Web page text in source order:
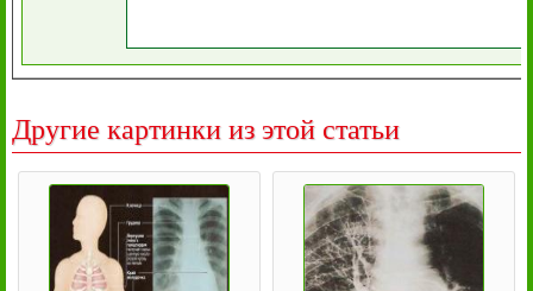
Другие картинки из этой статьи